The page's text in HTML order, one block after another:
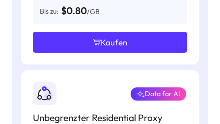
Bis zu: $0.80/GB
Kaufen
Unbegrenzter Residential Proxy
Data for AI